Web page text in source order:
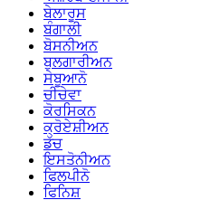
ਬੇਲਾਰੂਸ
ਬੰਗਾਲੀ
ਬੋਸਨੀਅਨ
ਬੁਲਗਾਰੀਅਨ
ਸੇਬੂਆਨੋ
ਚੀਚੇਵਾ
ਕੋਰਸਿਕਨ
ਕ੍ਰੋਏਸ਼ੀਅਨ
ਡੱਚ
ਇਸਤੋਨੀਅਨ
ਫਿਲਪੀਨੋ
ਫਿਨਿਸ਼